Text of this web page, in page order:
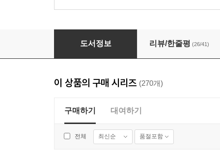
가난한 사람들 - 열린책들 세계문학 117
도서정보 리뷰/한줄평 (26/41)
이 상품의 구매 시리즈 (270개)
구매하기 대여하기
전체 최신순 품절포함